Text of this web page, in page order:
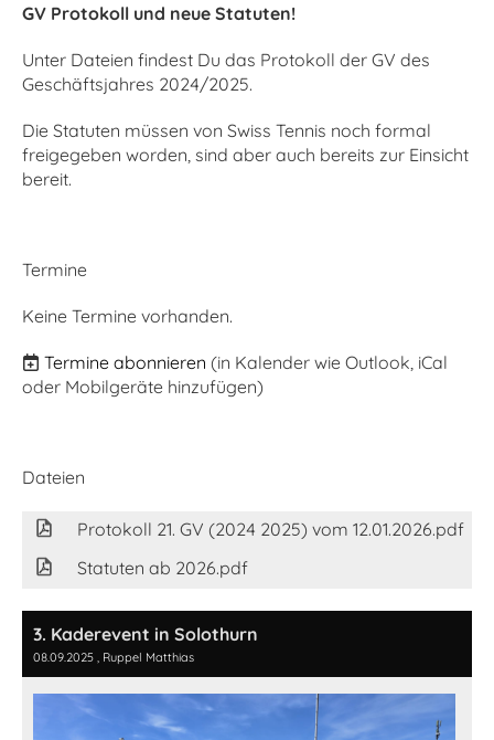
GV Protokoll und neue Statuten!
Unter Dateien findest Du das Protokoll der GV des
Geschäftsjahres 2024/2025.
Die Statuten müssen von Swiss Tennis noch formal
freigegeben worden, sind aber auch bereits zur Einsicht
bereit.
Termine
Keine Termine vorhanden.
Termine abonnieren (in Kalender wie Outlook, iCal
oder Mobilgeräte hinzufügen)
Dateien
Protokoll 21. GV (2024 2025) vom 12.01.2026.pdf
Statuten ab 2026.pdf
3. Kaderevent in Solothurn
08.09.2025 , Ruppel Matthias